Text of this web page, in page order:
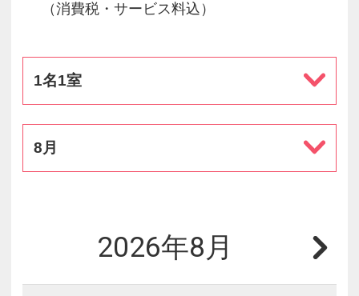
（消費税・サービス料込）
1名1室
8月
2026年8月